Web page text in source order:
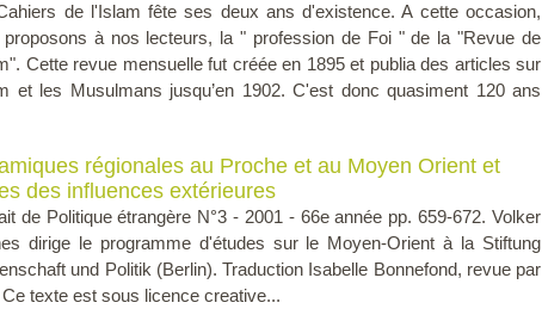
de l'Islam fête ses deux ans d'existence. A cette occasion,
proposons à nos lecteurs, la " profession de Foi " de la "Revue de
Cette revue mensuelle fut créée en 1895 et publia des articles sur
et les Musulmans jusqu’en 1902. C'est donc quasiment 120 ans
régionales au Proche et au Moyen Orient et
des influences extérieures
de Politique étrangère N°3 - 2001 - 66e année pp. 659-672. Volker
dirige le programme d'études sur le Moyen-Orient à la Stiftung
und Politik (Berlin). Traduction Isabelle Bonnefond, revue par
texte est sous licence creative...